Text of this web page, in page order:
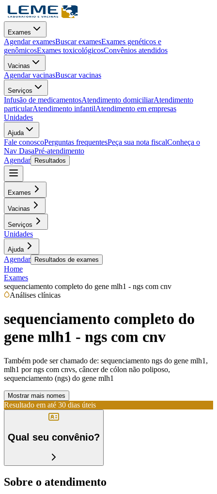
Exames
Agendar examesBuscar examesExames genéticos e
genômicosExames toxicológicosConvênios atendidos
Vacinas
Agendar vacinasBuscar vacinas
Serviços
Infusão de medicamentosAtendimento domiciliarAtendimento
particularAtendimento infantilAtendimento em empresas
Unidades
Ajuda
Fale conoscoPerguntas frequentesPeça sua nota fiscalConheça o
Nav DasaPré-atendimento
Agendar
Resultados
Exames
Vacinas
Serviços
Unidades
Ajuda
Agendar Resultados de exames
Home
Exames
sequenciamento completo do gene mlh1 - ngs com cnv
Análises clínicas
sequenciamento completo do
gene mlh1 - ngs com cnv
Também pode ser chamado de: sequenciamento ngs do gene mlh1,
mlh1 por ngs com cnvs, câncer de cólon não poliposo,
sequenciamento (ngs) do gene mlh1
Mostrar mais nomes
Resultado em até 30 dias úteis
Qual seu convênio?
Sobre o atendimento